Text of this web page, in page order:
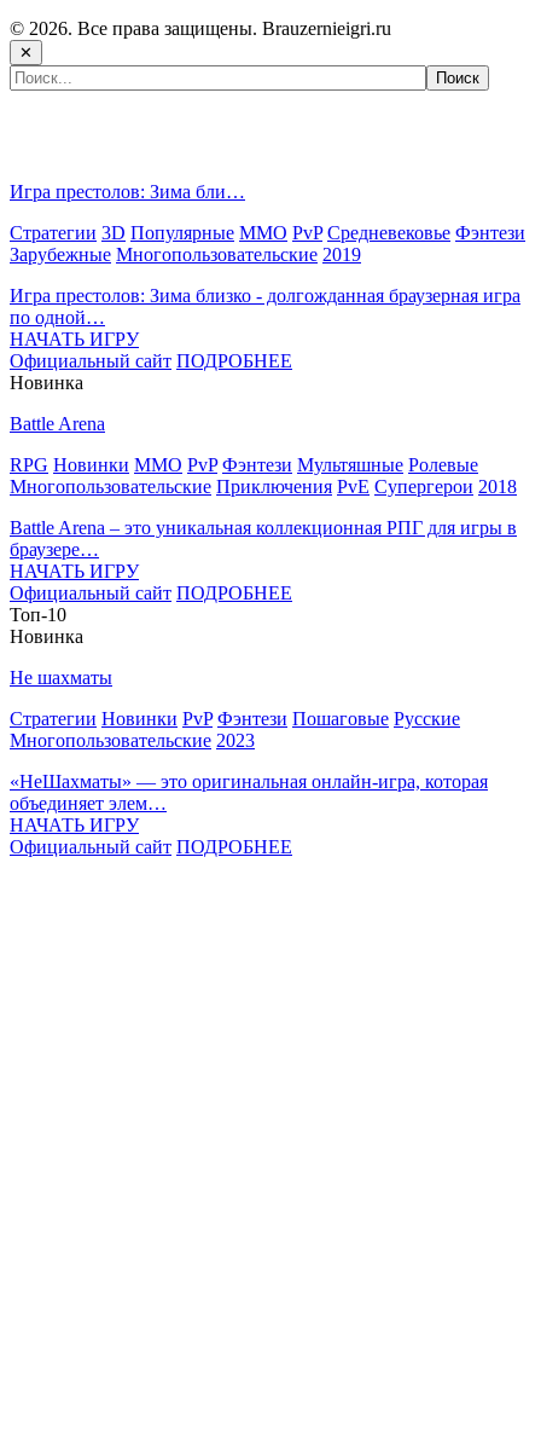
© 2026. Все права защищены. Brauzernieigri.ru
✕
Игра престолов: Зима бли…
Стратегии 3D Популярные MMO PvP Средневековье Фэнтези
Зарубежные Многопользовательские 2019
Игра престолов: Зима близко - долгожданная браузерная игра
по одной…
НАЧАТЬ ИГРУ
Официальный сайт ПОДРОБНЕЕ
Новинка
Battle Arena
RPG Новинки MMO PvP Фэнтези Мультяшные Ролевые
Многопользовательские Приключения PvE Супергерои 2018
Battle Arena – это уникальная коллекционная РПГ для игры в
браузере…
НАЧАТЬ ИГРУ
Официальный сайт ПОДРОБНЕЕ
Топ-10
Новинка
Не шахматы
Стратегии Новинки PvP Фэнтези Пошаговые Русские
Многопользовательские 2023
«НеШахматы» — это оригинальная онлайн-игра, которая
объединяет элем…
НАЧАТЬ ИГРУ
Официальный сайт ПОДРОБНЕЕ